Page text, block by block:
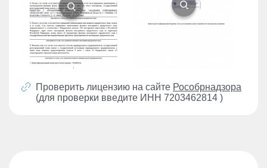
Проверить лицензию на сайте Рособрнадзора
(для проверки введите ИНН 7203462814 )